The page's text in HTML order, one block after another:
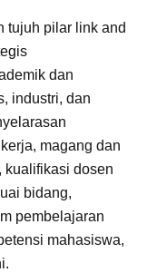
tujuh pilar link and
dan
industri, dan
magang dan
kualifikasi dosen
bidang,
pembelajaran
mahasiswa,